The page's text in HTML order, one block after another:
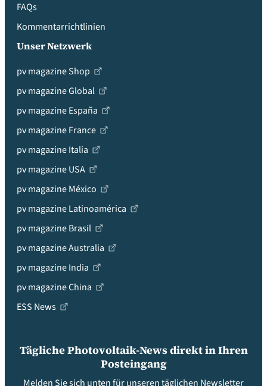
FAQs
Kommentarrichtlinien
Unser Netzwerk
pv magazine Shop
pv magazine Global
pv magazine España
pv magazine France
pv magazine Italia
pv magazine USA
pv magazine México
pv magazine Latinoamérica
pv magazine Brasil
pv magazine Australia
pv magazine India
pv magazine China
ESS News
Tägliche Photovoltaik-News direkt in Ihren
Posteingang
Melden Sie sich unten für unseren täglichen Newsletter